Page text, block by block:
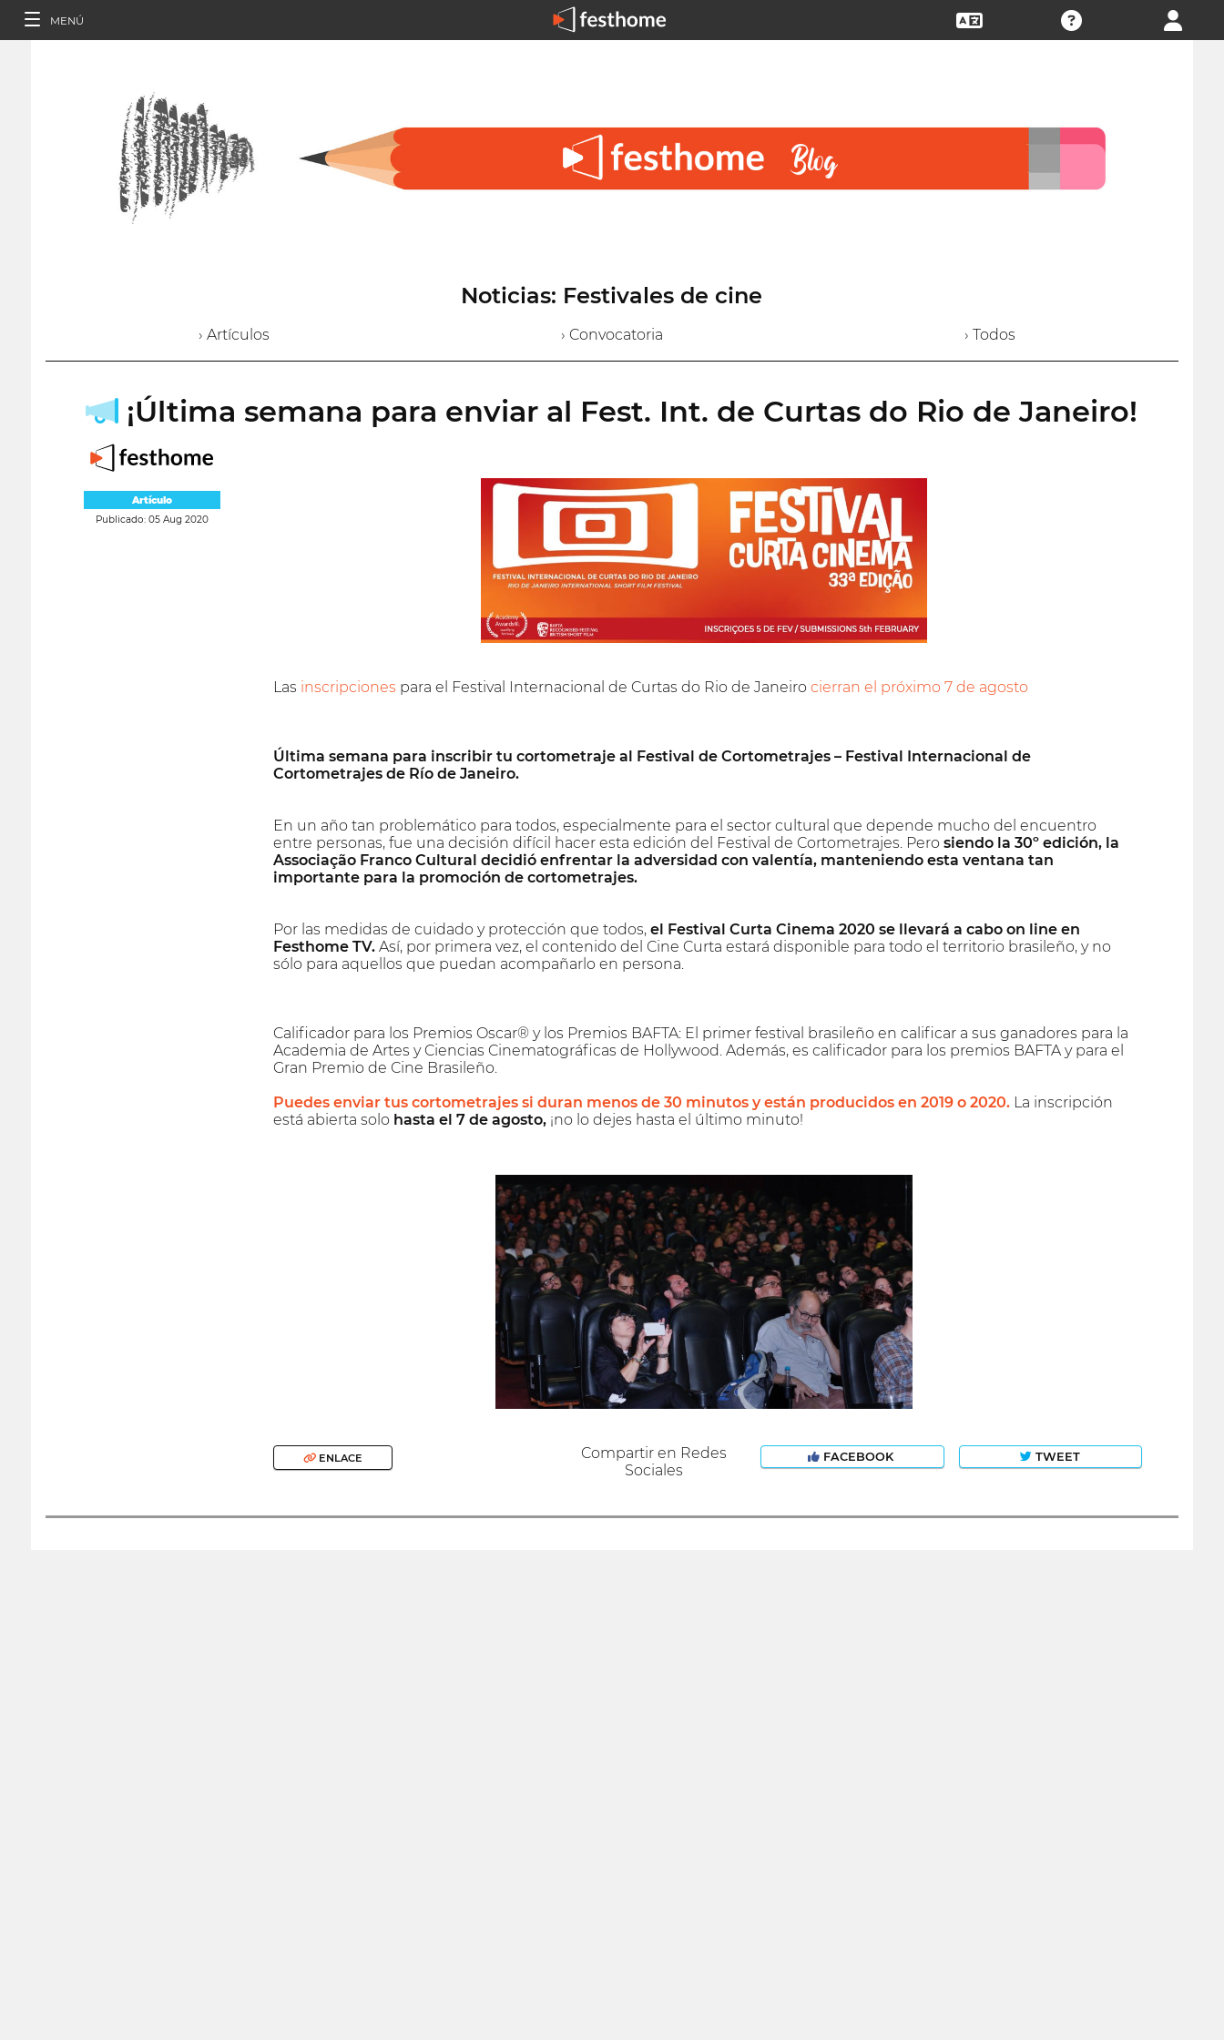
MENÚ
Noticias: Festivales de cine
› Artículos › Convocatoria › Todos
¡Última semana para enviar al Fest. Int. de Curtas do Rio de Janeiro!
Artículo
Publicado: 05 Aug 2020
Las inscripciones para el Festival Internacional de Curtas do Rio de Janeiro cierran el próximo 7 de agosto
Última semana para inscribir tu cortometraje al Festival de Cortometrajes – Festival Internacional de
Cortometrajes de Río de Janeiro.
En un año tan problemático para todos, especialmente para el sector cultural que depende mucho del encuentro
entre personas, fue una decisión difícil hacer esta edición del Festival de Cortometrajes. Pero siendo la 30º edición, la
Associação Franco Cultural decidió enfrentar la adversidad con valentía, manteniendo esta ventana tan
importante para la promoción de cortometrajes.
Por las medidas de cuidado y protección que todos, el Festival Curta Cinema 2020 se llevará a cabo on line en
Festhome TV.Así, por primera vez, el contenido del Cine Curta estará disponible para todo el territorio brasileño, y no
sólo para aquellos que puedan acompañarlo en persona.
Calificador para los Premios Oscar® y los Premios BAFTA: El primer festival brasileño en calificar a sus ganadores para la
Academia de Artes y Ciencias Cinematográficas de Hollywood. Además, es calificador para los premios BAFTA y para el
Gran Premio de Cine Brasileño.
Puedes enviar tus cortometrajes si duran menos de 30 minutos y están producidos en 2019 o 2020.La inscripción
está abierta solo hasta el 7 de agosto,¡no lo dejes hasta el último minuto!
ENLACE
Compartir en Redes
Sociales
FACEBOOK TWEET